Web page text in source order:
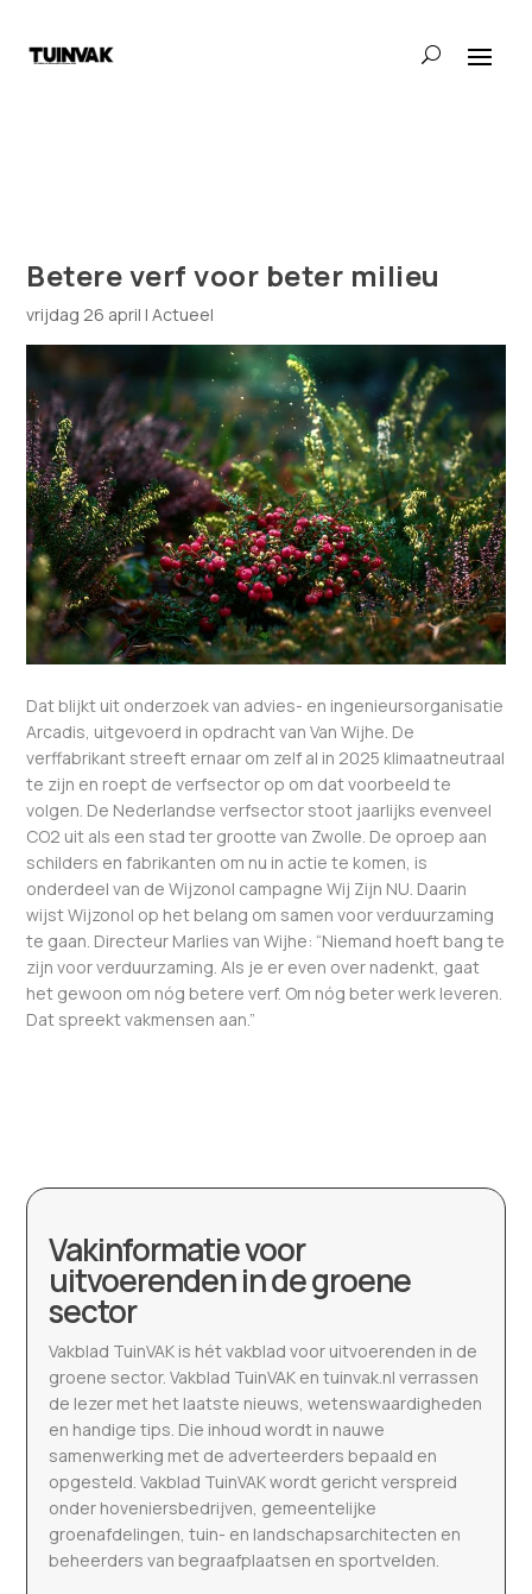
Betere verf voor beter milieu
vrijdag 26 april |Actueel
Dat blijkt uit onderzoek van advies- en ingenieursorganisatie
Arcadis, uitgevoerd in opdracht van Van Wijhe. De
verffabrikant streeft ernaar om zelf al in 2025 klimaatneutraal
te zijn en roept de verfsector op om dat voorbeeld te
volgen. De Nederlandse verfsector stoot jaarlijks evenveel
CO2 uit als een stad ter grootte van Zwolle. De oproep aan
schilders en fabrikanten om nu in actie te komen, is
onderdeel van de Wijzonol campagne Wij Zijn NU. Daarin
wijst Wijzonol op het belang om samen voor verduurzaming
te gaan. Directeur Marlies van Wijhe: “Niemand hoeft bang te
zijn voor verduurzaming. Als je er even over nadenkt, gaat
het gewoon om nóg betere verf. Om nóg beter werk leveren.
Dat spreekt vakmensen aan.”
Vakinformatie voor
uitvoerenden in de groene
sector
Vakblad TuinVAK is hét vakblad voor uitvoerenden in de
groene sector. Vakblad TuinVAK en tuinvak.nl verrassen
de lezer met het laatste nieuws, wetenswaardigheden
en handige tips. Die inhoud wordt in nauwe
samenwerking met de adverteerders bepaald en
opgesteld. Vakblad TuinVAK wordt gericht verspreid
onder hoveniersbedrijven, gemeentelijke
groenafdelingen, tuin- en landschapsarchitecten en
beheerders van begraafplaatsen en sportvelden.